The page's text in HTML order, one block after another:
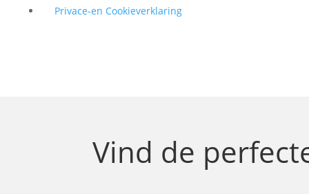
Privace-en Cookieverklaring
Vind de